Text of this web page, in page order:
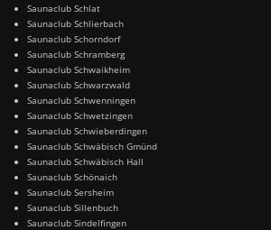
Saunaclub Schlat
Saunaclub Schlierbach
Saunaclub Schorndorf
Saunaclub Schramberg
Saunaclub Schwaikheim
Saunaclub Schwarzwald
Saunaclub Schwenningen
Saunaclub Schwetzingen
Saunaclub Schwieberdingen
Saunaclub Schwäbisch Gmünd
Saunaclub Schwäbisch Hall
Saunaclub Schönaich
Saunaclub Sersheim
Saunaclub Sillenbuch
Saunaclub Sindelfingen